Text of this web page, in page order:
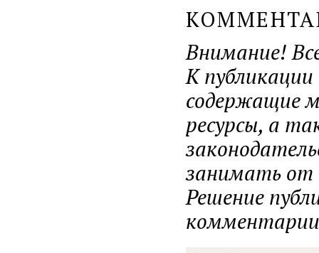
Внимание!
К
содержащие
ресурсы, а
занимать от
Решение